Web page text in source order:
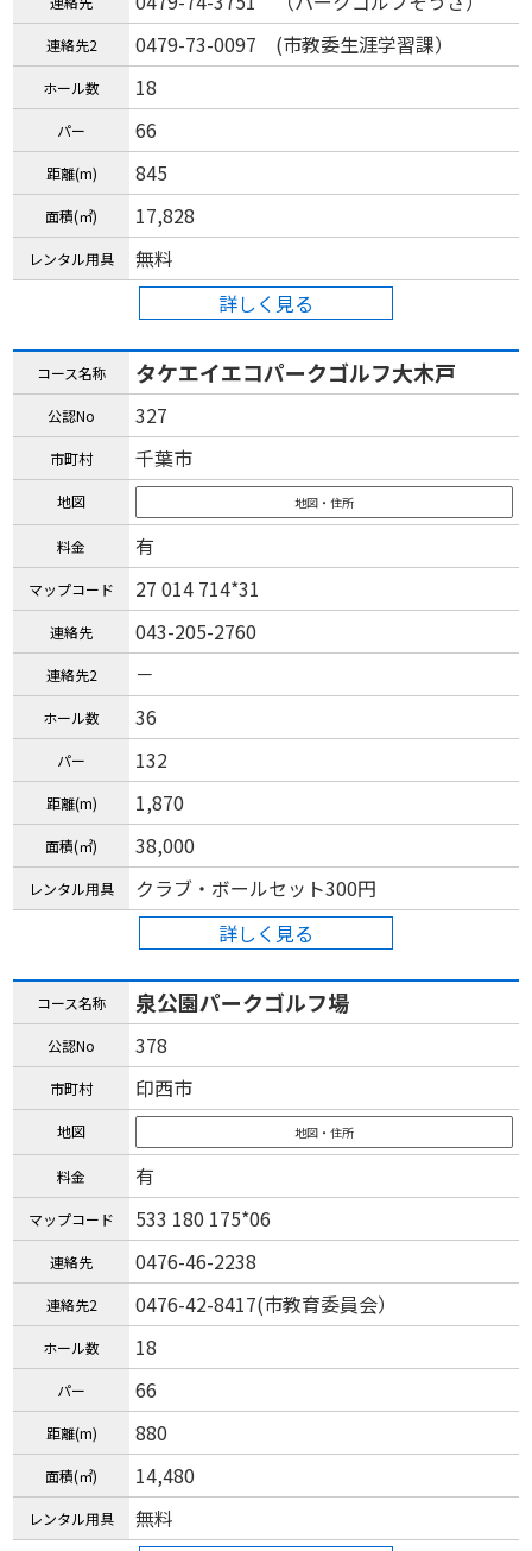
連絡先2 0479-73-0097 (市教委生涯学習課）
ホール数 18
パー 66
距離(m) 845
面積(㎡) 17,828
レンタル用具
無料
詳しく見る
コース名称 タケエイエコパークゴルフ大木戸
公認No 327
市町村 千葉市
地図 地図・住所
料金 有
マップコード 27 014 714*31
連絡先 043-205-2760
連絡先2 －
ホール数 36
パー 132
距離(m) 1,870
面積(㎡) 38,000
レンタル用具
クラブ・ボールセット300円
詳しく見る
コース名称 泉公園パークゴルフ場
公認No 378
市町村 印西市
地図 地図・住所
料金 有
マップコード 533 180 175*06
連絡先 0476-46-2238
連絡先2 0476-42-8417(市教育委員会）
ホール数 18
パー 66
距離(m) 880
面積(㎡) 14,480
レンタル用具
無料